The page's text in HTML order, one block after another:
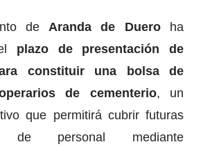
de Aranda de Duero ha
plazo de presentación de
constituir una bolsa de
de cementerio, un
que permitirá cubrir futuras
de personal mediante